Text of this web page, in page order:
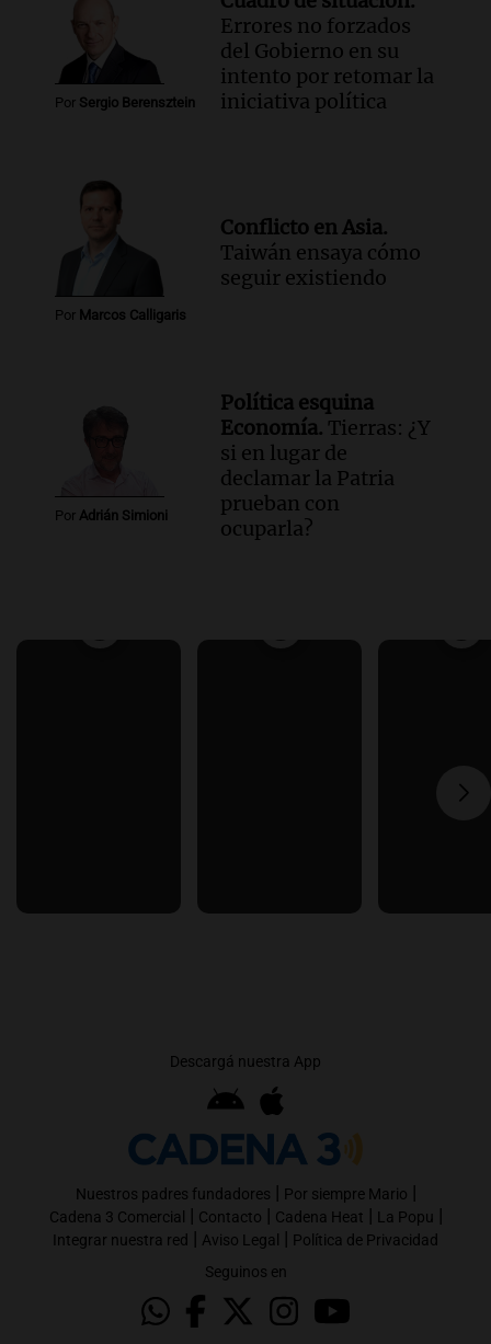
Por Sergio Berensztein
Errores no forzados
del Gobierno en su
intento por retomar la
iniciativa política
Por Marcos Calligaris
Conflicto en Asia.
Taiwán ensaya cómo
seguir existiendo
Por Adrián Simioni
Política esquina
Economía. Tierras: ¿Y
si en lugar de
declamar la Patria
prueban con
ocuparla?
Descargá nuestra App
Nuestros padres fundadores | Por siempre Mario |
Cadena 3 Comercial | Contacto | Cadena Heat | La Popu |
Integrar nuestra red | Aviso Legal | Política de Privacidad
Seguinos en